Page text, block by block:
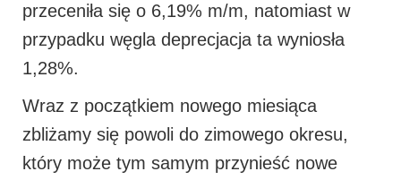
przeceniła się o 6,19% m/m, natomiast w
przypadku węgla deprecjacja ta wyniosła
1,28%.
Wraz z początkiem nowego miesiąca
zbliżamy się powoli do zimowego okresu,
który może tym samym przynieść nowe